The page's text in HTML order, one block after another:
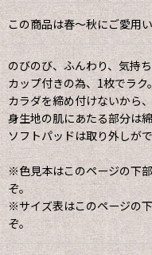
この商品は春〜秋にご愛用
のびのび、ふんわり、気持
カップ付きの為、1枚でラク。
カラダを締め付けないから
身生地の肌にあたる部分は
ソフトパッドは取り外しが
※色見本はこのページの下
ぞ。
※サイズ表はこのページの
ぞ。